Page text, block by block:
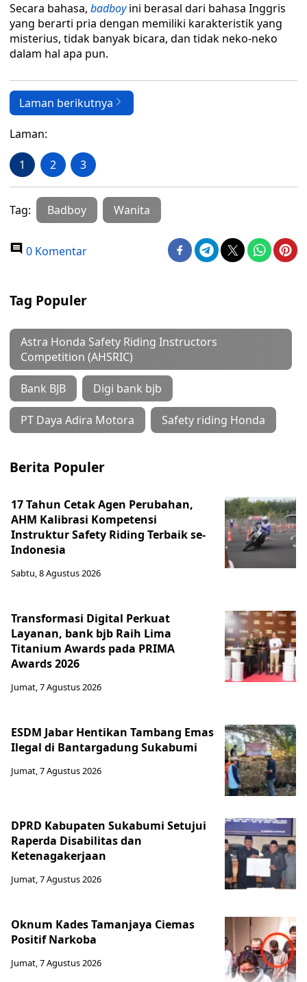
Secara bahasa, badboy ini berasal dari bahasa Inggris
yang berarti pria dengan memiliki karakteristik yang
misterius, tidak banyak bicara, dan tidak neko-neko
dalam hal apa pun.
Laman berikutnya
Laman:
1 2 3
Tag: Badboy Wanita
0 Komentar
Tag Populer
Astra Honda Safety Riding Instructors
Competition (AHSRIC)
Bank BJB Digi bank bjb
PT Daya Adira Motora Safety riding Honda
Berita Populer
17 Tahun Cetak Agen Perubahan,
AHM Kalibrasi Kompetensi
Instruktur Safety Riding Terbaik se-
Indonesia
Sabtu, 8 Agustus 2026
Transformasi Digital Perkuat
Layanan, bank bjb Raih Lima
Titanium Awards pada PRIMA
Awards 2026
Jumat, 7 Agustus 2026
ESDM Jabar Hentikan Tambang Emas
Ilegal di Bantargadung Sukabumi
Jumat, 7 Agustus 2026
DPRD Kabupaten Sukabumi Setujui
Raperda Disabilitas dan
Ketenagakerjaan
Jumat, 7 Agustus 2026
Oknum Kades Tamanjaya Ciemas
Positif Narkoba
Jumat, 7 Agustus 2026